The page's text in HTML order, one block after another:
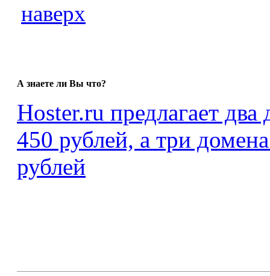
наверх
А знаете ли Вы что?
Hoster.ru предлагает
450 рублей, а три
рублей